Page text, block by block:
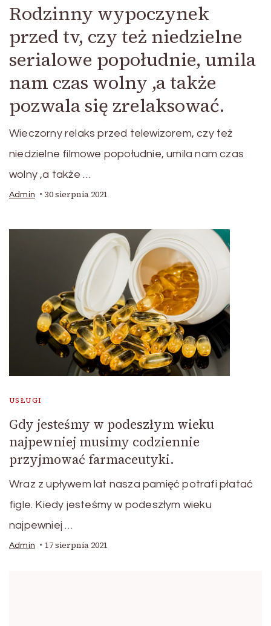
Rodzinny wypoczynek
przed tv, czy też niedzielne
serialowe popołudnie, umila
nam czas wolny ,a także
pozwala się zrelaksować.
Wieczorny relaks przed telewizorem, czy też
niedzielne filmowe popołudnie, umila nam czas
wolny ,a także …
Admin 30 sierpnia 2021
USŁUGI
Gdy jesteśmy w podeszłym wieku
najpewniej musimy codziennie
przyjmować farmaceutyki.
Wraz z upływem lat nasza pamięć potrafi płatać
figle. Kiedy jesteśmy w podeszłym wieku
najpewniej …
Admin 17 sierpnia 2021